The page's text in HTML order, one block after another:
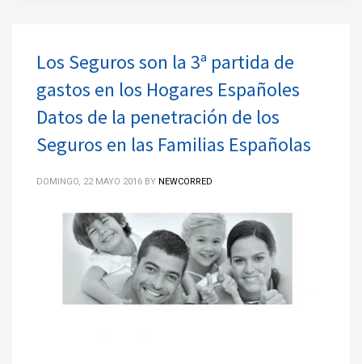
Los Seguros son la 3ª partida de
gastos en los Hogares Españoles
Datos de la penetración de los
Seguros en las Familias Españolas
DOMINGO, 22 MAYO 2016 BY NEWCORRED